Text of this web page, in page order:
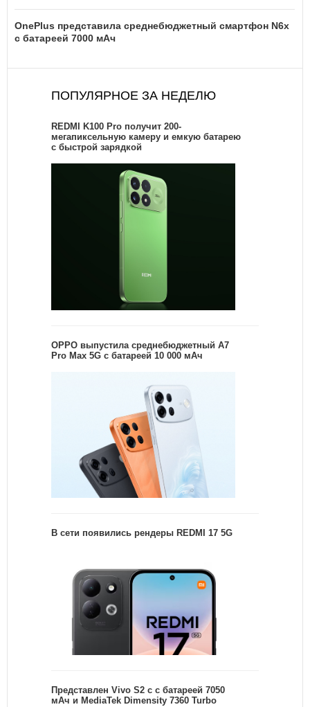
OnePlus представила среднебюджетный смартфон N6x
с батареей 7000 мАч
ПОПУЛЯРНОЕ ЗА НЕДЕЛЮ
REDMI K100 Pro получит 200-
мегапиксельную камеру и емкую батарею
с быстрой зарядкой
OPPO выпустила среднебюджетный A7
Pro Max 5G с батареей 10 000 мАч
В сети появились рендеры REDMI 17 5G
Представлен Vivo S2 с с батареей 7050
мАч и MediaTek Dimensity 7360 Turbo